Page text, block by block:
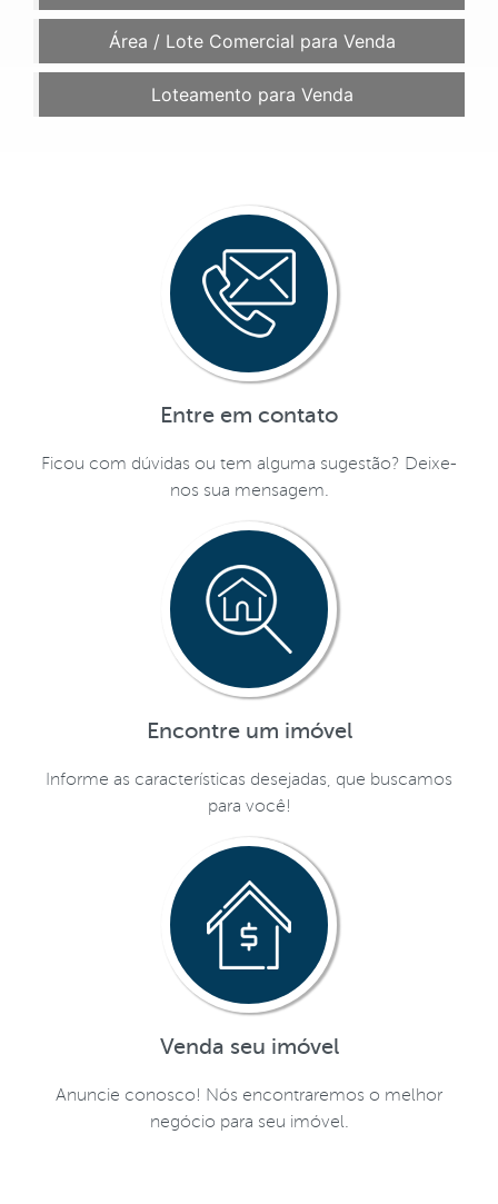
Área / Lote Comercial para Venda
Loteamento para Venda
Entre em contato
Ficou com dúvidas ou tem alguma sugestão? Deixe-
nos sua mensagem.
Encontre um imóvel
Informe as características desejadas, que buscamos
para você!
Venda seu imóvel
Anuncie conosco! Nós encontraremos o melhor
negócio para seu imóvel.